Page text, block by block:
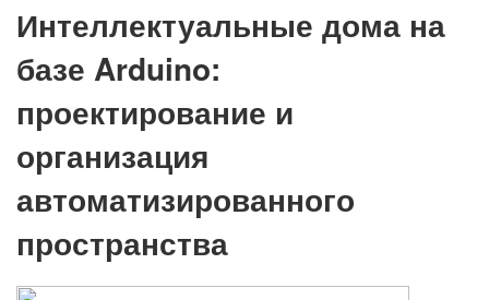
Интеллектуальные дома на
базе Arduino:
проектирование и
организация
автоматизированного
пространства